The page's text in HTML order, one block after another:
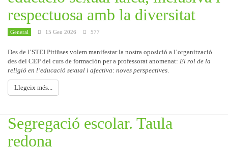
respectuosa amb la diversitat
General 15 Gen 2026 577
Des de l’STEI Pitiüses volem manifestar la nostra oposició a l’organització
des del CEP del curs de formación per a professorat anomenat: El rol de la
religió en l’educació sexual i afectiva: noves perspectives.
Llegeix més...
Segregació escolar. Taula
redona